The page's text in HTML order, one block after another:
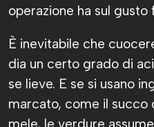
operazione ha sul gusto
È inevitabile che
dia un certo grado di
se lieve. E se si usano
marcato, come il succo